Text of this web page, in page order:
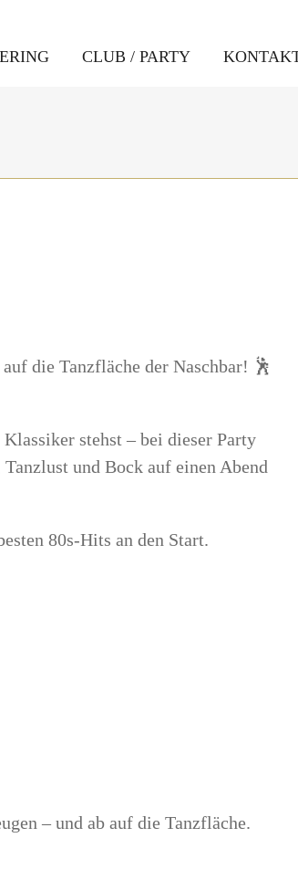
CLUB / PARTY
die Tanzfläche der Naschbar! 🕺
stehst – bei dieser Party
Tanzlust und Bock auf einen Abend
80s-Hits an den Start.
– und ab auf die Tanzfläche.